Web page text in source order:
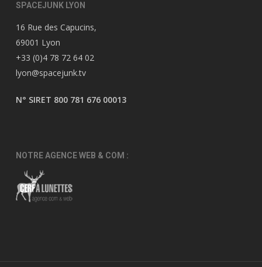
SPACEJUNK LYON
16 Rue des Capucins,
69001 Lyon
+33 (0)4 78 72 64 02
lyon@spacejunk.tv
N° SIRET 800 781 676 00013
NOTRE AGENCE WEB & COM :